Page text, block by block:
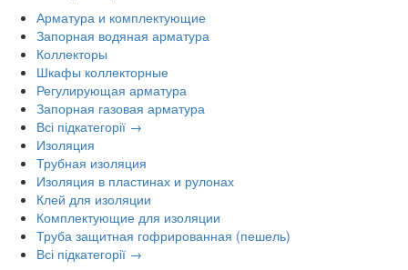
Арматура и комплектующие
Запорная водяная арматура
Коллекторы
Шкафы коллекторные
Регулирующая арматура
Запорная газовая арматура
Всі підкатегорії →
Изоляция
Трубная изоляция
Изоляция в пластинах и рулонах
Клей для изоляции
Комплектующие для изоляции
Труба защитная гофрированная (пешель)
Всі підкатегорії →